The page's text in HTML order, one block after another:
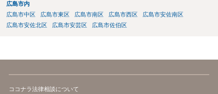
広島市内
広島市中区
広島市東区 広島市南区 広島市西区
広島市安佐南区
広島市安佐北区
広島市安芸区 広島市佐伯区
ココナラ法律相談について